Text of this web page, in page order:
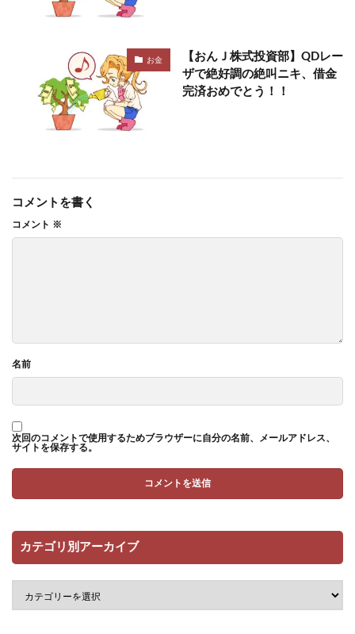
お金
【おんＪ株式投資部】QDレー
ザで絶好調の絶叫ニキ、借金
完済おめでとう！！
コメントを書く
コメント ※
名前
次回のコメントで使用するためブラウザーに自分の名前、メールアドレス、
サイトを保存する。
カテゴリ別アーカイブ